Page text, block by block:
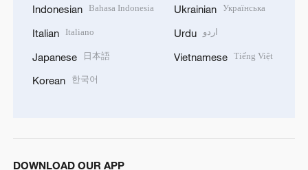
Indonesian Bahasa Indonesia
Italian Italiano
Japanese 日本語
Korean 한국어
Ukrainian Українська
Urdu اردو
Vietnamese Tiếng Việt
DOWNLOAD OUR APP